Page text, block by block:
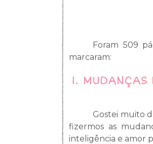
Foram 509
marcaram:
1.
Gostei muito
fizermos as
inteligência e amor